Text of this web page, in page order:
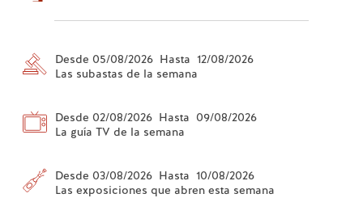
Desde 05/08/2026 Hasta 12/08/2026
Las subastas de la semana
Desde 02/08/2026 Hasta 09/08/2026
La guía TV de la semana
Desde 03/08/2026 Hasta 10/08/2026
Las exposiciones que abren esta semana